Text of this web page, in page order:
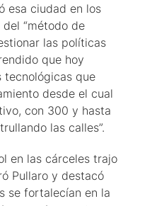
esa ciudad en los
“método de
las políticas
que hoy
tecnológicas que
desde el cual
con 300 y hasta
las calles”.
en las cárceles trajo
Pullaro y destacó
se fortalecían en la